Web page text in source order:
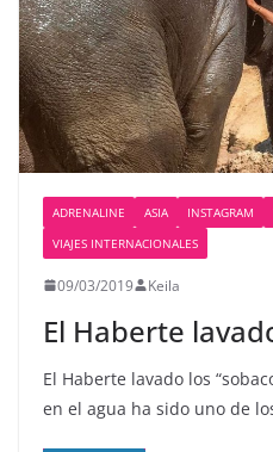
ADRENALINE ASIA INSTAGRAM
VIAJES INTERNACIONALES
09/03/2019 Keila
El Haberte
El Haberte lavado los
en el agua ha sido uno de